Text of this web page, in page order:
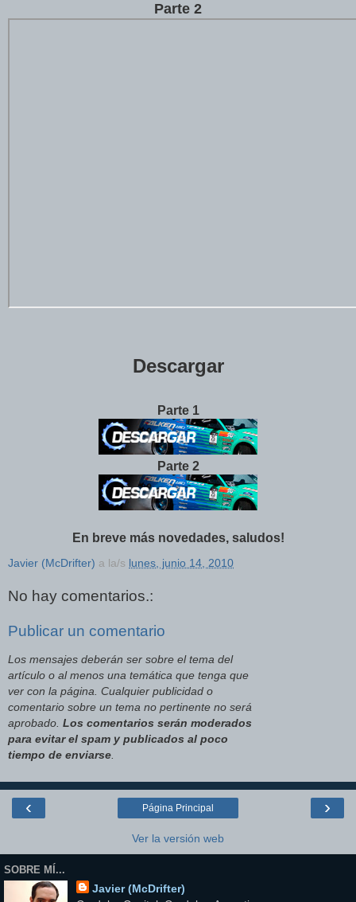
Parte 2
Descargar
Parte 1
Parte 2
En breve más novedades, saludos!
Javier (McDrifter) a la/s lunes, junio 14, 2010
No hay comentarios.:
Publicar un comentario
Los mensajes deberán ser sobre el tema del
artículo o al menos una temática que tenga que
ver con la página. Cualquier publicidad o
comentario sobre un tema no pertinente no será
aprobado. Los comentarios serán moderados
para evitar el spam y publicados al poco
tiempo de enviarse
‹ ›
Página Principal
Ver la versión web
SOBRE MÍ...
Javier (McDrifter)